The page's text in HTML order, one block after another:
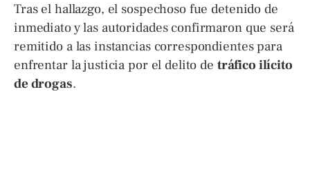
Tras el hallazgo, el sospechoso fue detenido de
inmediato y las autoridades confirmaron que será
remitido a las instancias correspondientes para
enfrentar la justicia por el delito de tráfico ilícito
de drogas.